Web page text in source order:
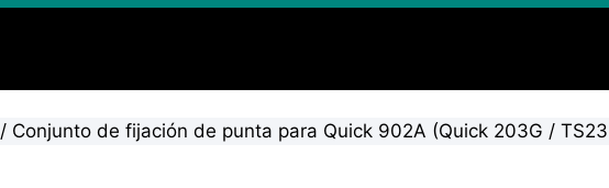
/ Conjunto de fijación de punta para Quick 902A (Quick 203G /